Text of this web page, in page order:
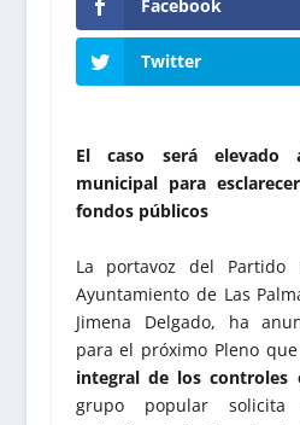
Facebook
Twitter
El caso será elevado
municipal para
fondos públicos
La portavoz del Partido
Ayuntamiento de Las
Jimena Delgado, ha
para el próximo Pleno
integral de los controles
grupo popular solicita